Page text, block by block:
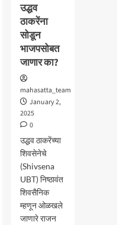
उद्धव
ठाकरेंना
सोडून
भाजपसोबत
जाणार का?
mahasatta_team
January 2,
2025
0
उद्धव ठाकरेंच्या
शिवसेनेचे
(Shivsena
UBT) निष्ठावंत
शिवसैनिक
म्हणून ओळखले
जाणारे राजन